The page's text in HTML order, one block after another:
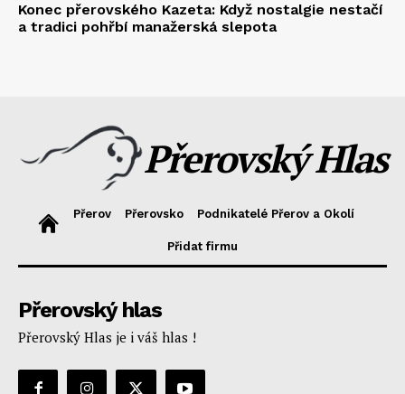
Konec přerovského Kazeta: Když nostalgie nestačí
a tradici pohřbí manažerská slepota
Přerovský Hlas
Přerov Přerovsko Podnikatelé Přerov a Okolí
Přidat firmu
Přerovský hlas
Přerovský Hlas je i váš hlas !